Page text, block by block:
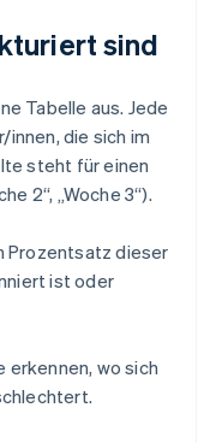
sind
Tabelle aus. Jede
innen, die sich im
steht für einen
2“, „Woche 3“).
Prozentsatz dieser
ist oder
erkennen, wo sich